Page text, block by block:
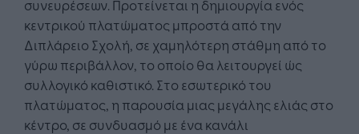
συνευρέσεων. Προτείνεται η δημιουργία ενός
κεντρικού πλατώματος μπροστά από την
Διπλάρειο Σχολή, σε χαμηλότερη στάθμη από το
γύρω περιβάλλον, το οποίο θα λειτουργεί ώς
συλλογικό καθιστικό. Στο εσωτερικό του
πλατώματος, η παρουσία μιας μεγάλης ελιάς στο
κέντρο, σε συνδυασμό με ένα κανάλι